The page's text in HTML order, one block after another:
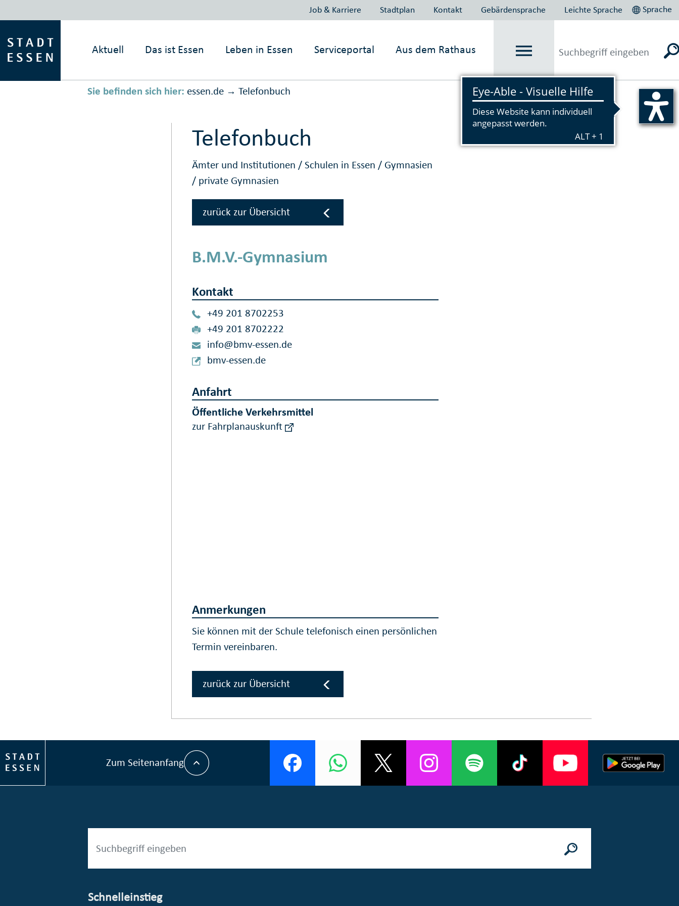
Job & Karriere Stadtplan Kontakt Gebärdensprache Leichte Sprache Sprache
Aktuell Das ist Essen Leben in Essen Serviceportal Aus dem Rathaus
Sie befinden sich hier: essen.de → Telefonbuch Vorlesen
Telefonbuch
Ämter und Institutionen /Schulen in Essen / Gymnasien
/ private Gymnasien
zurück zur Übersicht
B.M.V.-Gymnasium
Kontakt
+49 201 8702253
+49 201 8702222
info@bmv-essen.de
bmv-essen.de
Anfahrt
Öffentliche Verkehrsmittel
zur Fahrplanauskunft
Anmerkungen
Sie können mit der Schule telefonisch einen persönlichen
Termin vereinbaren.
zurück zur Übersicht
Zum Seitenanfang
Schnelleinstieg